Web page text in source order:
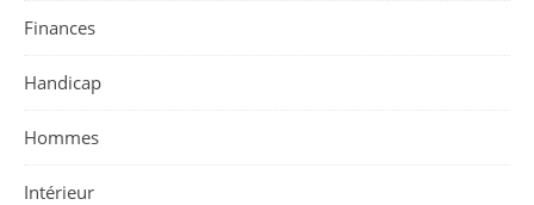
Finances
Handicap
Hommes
Intérieur